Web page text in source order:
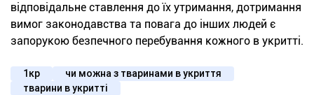
відповідальне ставлення до їх утримання, дотримання
вимог законодавства та повага до інших людей є
запорукою безпечного перебування кожного в укритті.
1кр
чи можна з тваринами в укриття
тварини в укритті